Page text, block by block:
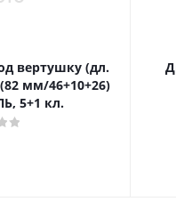
вертушку (дл.
мм/46+10+26)
5+1 кл.